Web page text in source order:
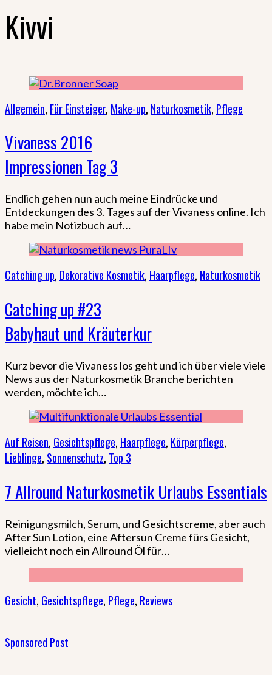
Kivvi
Allgemein, Für Einsteiger, Make-up, Naturkosmetik, Pflege
Vivaness 2016
Impressionen Tag 3
Endlich gehen nun auch meine Eindrücke und
Entdeckungen des 3. Tages auf der Vivaness online. Ich
habe mein Notizbuch auf…
Catching up, Dekorative Kosmetik, Haarpflege, Naturkosmetik
Catching up #23
Babyhaut und Kräuterkur
Kurz bevor die Vivaness los geht und ich über viele viele
News aus der Naturkosmetik Branche berichten
werden, möchte ich…
Auf Reisen, Gesichtspflege, Haarpflege, Körperpflege,
Lieblinge, Sonnenschutz, Top 3
7 Allround Naturkosmetik Urlaubs Essentials
Reinigungsmilch, Serum, und Gesichtscreme, aber auch
After Sun Lotion, eine Aftersun Creme fürs Gesicht,
vielleicht noch ein Allround Öl für…
Gesicht, Gesichtspflege, Pflege, Reviews
Sponsored Post